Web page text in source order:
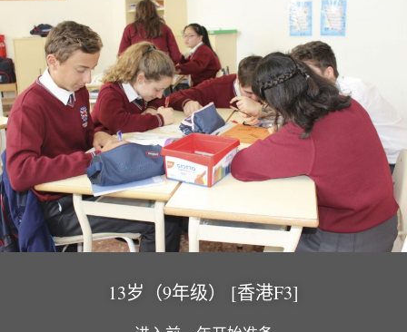
13岁（9年级） [香港F3]